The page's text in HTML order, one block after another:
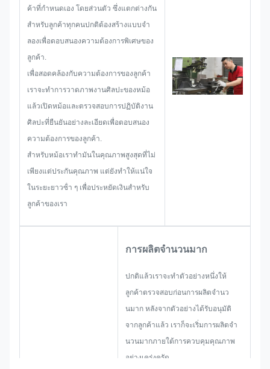
นั้น ทีมงานของเราจึงมีทักษะที่จะนํา
เสนอคําตอบที่ดีที่สุดให้คุณ
ค้าที่กําหนดเอง โดยส่วนตัว ซึ่งแตกต่างกัน
สําหรับลูกค้าทุกคนปกติต้องสร้างแบบจํา
ลองเพื่อตอบสนองความต้องการพิเศษของ
ลูกค้า.
เพื่อสอดคล้องกับความต้องการของลูกค้า
เราจะทําการวาดภาพงานศิลปะของหม้อ
แล้วเปิดหม้อและตรวจสอบการปฏิบัติงาน
ศิลปะที่ยืนยันอย่างละเอียดเพื่อตอบสนอง
ความต้องการของลูกค้า.
สําหรับหม้อเราทํามันในคุณภาพสูงสุดที่ไม่
เพียงแต่ประกันคุณภาพ แต่ยังทําให้แน่ใจ
ในระยะยาวซ้ํา ๆ เพื่อประหยัดเงินสําหรับ
ลูกค้าของเรา
การผลิตจํานวนมาก
ปกติแล้วเราจะทําตัวอย่างหนึ่งให้
ลูกค้าตรวจสอบก่อนการผลิตจํานว
นมาก หลังจากตัวอย่างได้รับอนุมัติ
จากลูกค้าแล้ว เราก็จะเริ่มการผลิตจํา
นวนมากภายใต้การควบคุมคุณภาพ
อย่างเคร่งครัด